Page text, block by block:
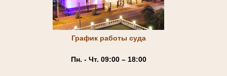
График работы суда
Пн. - Чт. 09:00 – 18:00